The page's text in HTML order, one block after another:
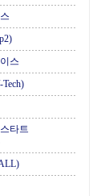
스
타트